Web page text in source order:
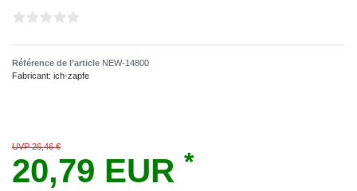
Référence de l’article NEW-14800
Fabricant: ich-zapfe
UVP 26,46 €
20,79 EUR *